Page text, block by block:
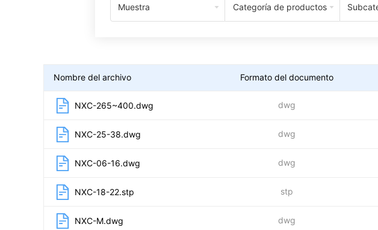
Muestra Categoría de productos
Nombre del archivo Formato del documento
NXC-265~400.dwg dwg
NXC-25-38.dwg dwg
NXC-06-16.dwg dwg
NXC-18-22.stp stp
NXC-M.dwg dwg